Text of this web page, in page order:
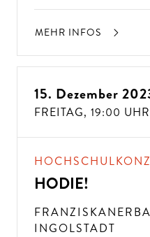
MEHR INFOS
15. Dezember
FREITAG, 19:00 UHR
HODIE!
INGOLSTADT